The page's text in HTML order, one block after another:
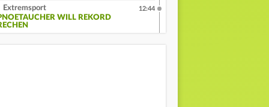
Extremsport
WILL REKORD
12:44